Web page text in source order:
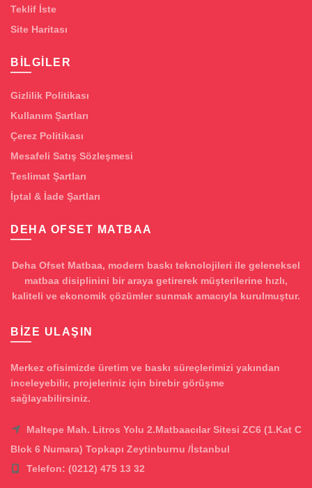
Teklif İste
Site Haritası
BILGILER
Gizlilik Politikası
Kullanım Şartları
Çerez Politikası
Mesafeli Satış Sözleşmesi
Teslimat Şartları
İptal & İade Şartları
DEHA OFSET MATBAA
Deha Ofset Matbaa, modern baskı teknolojileri ile geleneksel
matbaa disiplinini bir araya getirerek müşterilerine hızlı,
kaliteli ve ekonomik çözümler sunmak amacıyla kurulmuştur.
BIZE ULAŞIN
Merkez ofisimizde üretim ve baskı süreçlerimizi yakından
inceleyebilir, projeleriniz için birebir görüşme
sağlayabilirsiniz.
Maltepe Mah. Litros Yolu 2.Matbaacılar Sitesi ZC6 (1.Kat C
Blok 6 Numara) Topkapı Zeytinburnu /İstanbul
Telefon: (0212) 475 13 32